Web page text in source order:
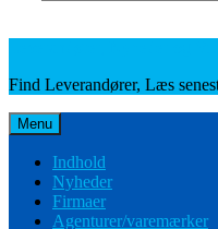
Find Leverandører, Læs
Menu
Indhold
Nyheder
Firmaer
Agenturer/varemærker